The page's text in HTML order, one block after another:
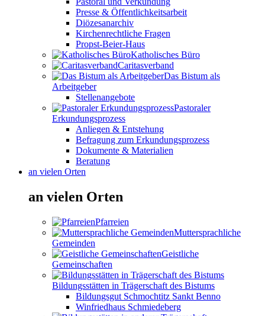
Presse & Öffentlichkeitsarbeit
Diözesanarchiv
Kirchenrechtliche Fragen
Propst-Beier-Haus
Katholisches Büro
Caritasverband
Das Bistum als
Arbeitgeber
Stellenangebote
Pastoraler
Erkundungsprozess
Anliegen & Entstehung
Befragung zum Erkundungsprozess
Dokumente & Materialien
Beratung
an vielen Orten
an vielen Orten
Pfarreien
Muttersprachliche
Gemeinden
Geistliche
Gemeinschaften
Bildungsstätten in Trägerschaft des Bistums
Bildungsgut Schmochtitz Sankt Benno
Winfriedhaus Schmiedeberg